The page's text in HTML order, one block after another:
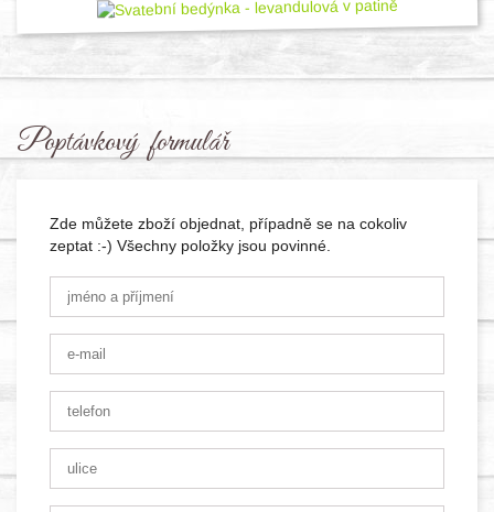
Poptávkový formulář
Zde můžete zboží objednat, případně se na cokoliv
zeptat :-) Všechny položky jsou povinné.